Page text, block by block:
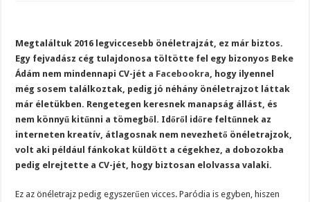
Megtaláltuk 2016 legviccesebb önéletrajzát, ez már biztos.
Egy fejvadász cég tulajdonosa töltötte fel egy bizonyos Beke
Ádám nem mindennapi CV-jét a Facebookra, hogy ilyennel
még sosem találkoztak, pedig jó néhány önéletrajzot láttak
már életükben. Rengetegen keresnek manapság állást, és
nem könnyű kitűnni a tömegből. Időről időre feltűnnek az
interneten kreatív, átlagosnak nem nevezhető önéletrajzok,
volt aki például fánkokat küldött a cégekhez, a dobozokba
pedig elrejtette a CV-jét, hogy biztosan elolvassa valaki.
Ez az önéletrajz pedig egyszerűen vicces. Paródia is egyben, hiszen